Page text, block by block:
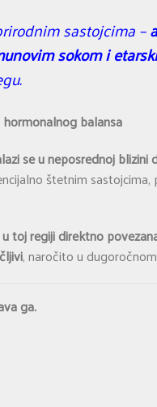
sastojcima –
sokom i
balansa
se u neposrednoj blizini
štetnim
toj regiji direktno
, naročito u
ga.